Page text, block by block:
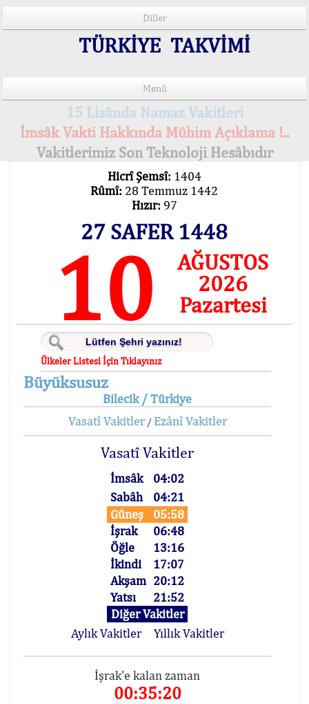
Diller
TÜRKİYE TAKVİMİ
Menü
15 Lisânda Namaz Vakitleri
İmsâk Vakti Hakkında Mühim Açıklama !..
Vakitlerimiz Son Teknoloji Hesâbıdır
Hicrî Şemsî: 1404
Rûmî: 28 Temmuz 1442
Hızır: 97
27 SAFER 1448
10
AĞUSTOS
2026
Pazartesi
Ülkeler Listesi İçin Tıklayınız
Büyüksusuz
Bilecik / Türkiye
Vasatî Vakitler/ Ezânî Vakitler
Vasatî Vakitler
İmsâk
04:02
Sabâh
04:21
Güneş
05:58
İşrak
06:48
Öğle
13:16
İkindi
17:07
Akşam 20:12
Yatsı
21:52
Diğer Vakitler
Aylık Vakitler
Yıllık Vakitler
İşrak'e kalan zaman
00:35:19